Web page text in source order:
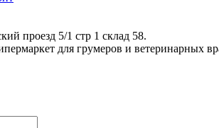
проезд 5/1 стр 1 склад 58.
для грумеров и ветеринарных